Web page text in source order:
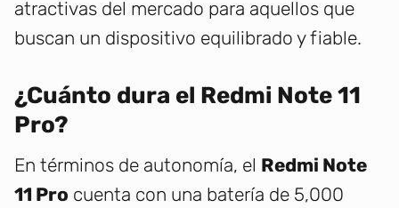
atractivas del mercado para aquellos que
buscan un dispositivo equilibrado y fiable.
¿Cuánto dura el Redmi Note 11
Pro?
En términos de autonomía, el Redmi Note
11 Pro cuenta con una batería de 5,000